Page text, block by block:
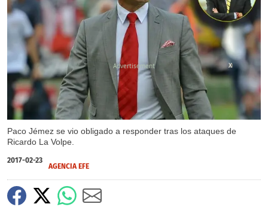
Paco Jémez se vio obligado a responder tras los ataques de
Ricardo La Volpe.
X
2017-02-23
AGENCIA EFE